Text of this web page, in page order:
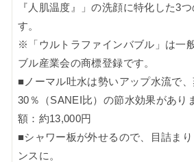
『人肌温度』」の洗顔に特化した3
す。
※「ウルトラファインバブル」は一
ブル産業会の商標登録です。
■ノーマル吐水は勢いアップ水流で
30％（SANEI比）の節水効果があり
額：約13,000円
■シャワー板が外せるので、目詰ま
ンスに。